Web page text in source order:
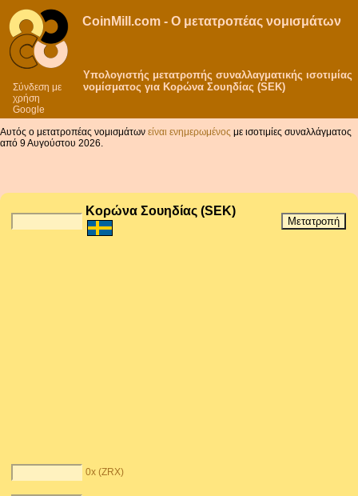
Σύνδεση με
χρήση
Google
CoinMill.com - Ο μετατροπέας νομισμάτων
Υπολογιστής μετατροπής συναλλαγματικής ισοτιμίας
νομίσματος για Κορώνα Σουηδίας (SEK)
Αυτός ο μετατροπέας νομισμάτων είναι ενημερωμένος με ισοτιμίες συναλλάγματος
από 9 Αυγούστου 2026.
Κορώνα Σουηδίας (SEK)
0x (ZRX)